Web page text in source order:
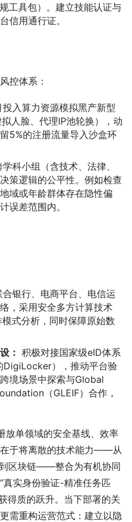
工具包）。建立技能认证与
信用通行证。
控体系：
投入算力资源模拟黑产新型
人脸、代理IP池轮换），动
5%的注册流量导入沙盒环
科小组（含技术、法律、
策逻辑的公平性。例如检查
域或年龄群体存在隐性偏
误差范围内。
合银行、电商平台、电信运
，采用安全多方计算技术
模式分析，同时保障原始数
： 积极对接国家级eID体系
DigiLocker），推动平台验
境场景中探索与Global
（GLEIF）合作，
单领域的安全基线、效率
于将离散的技术能力——从
区块链——整合为有机协同
真实身份验证-精准任务匹
得质的跃升。当下部署的关
需重构运营范式：建立以隐